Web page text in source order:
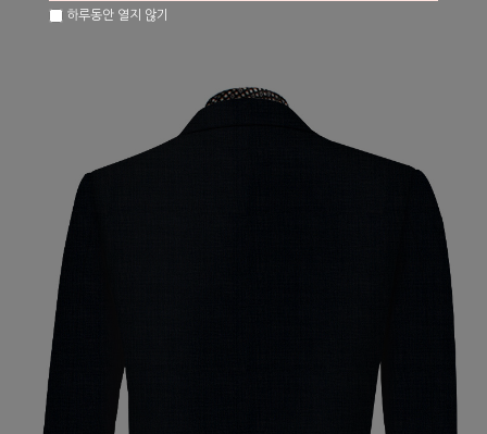
하루동안 열지 않기